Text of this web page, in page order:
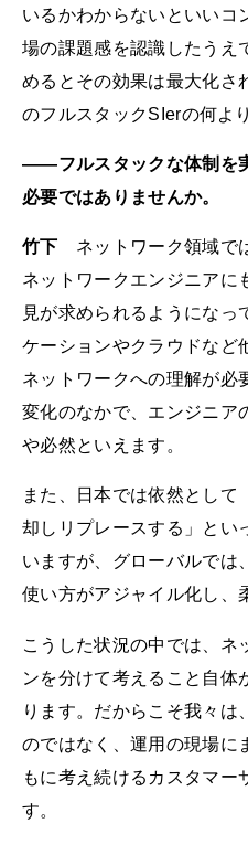
いるかわからないといいコ
場の課題感を認識したうえ
めるとその効果は最大化さ
のフルスタックSIerの何よ
――フルスタックな体制を
必要ではありませんか。
竹下 ネットワーク領域で
ネットワークエンジニアに
見が求められるようになっ
ケーションやクラウドなど
ネットワークへの理解が必
変化のなかで、エンジニア
や必然といえます。
また、日本では依然として
却しリプレースする」とい
いますが、グローバルでは
使い方がアジャイル化し、
こうした状況の中では、ネ
ンを分けて考えること自体
ります。だからこそ我々は
のではなく、運用の現場に
もに考え続けるカスタマー
す。